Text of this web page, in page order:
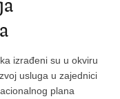
izrađeni su u okviru
usluga u zajednici
plana